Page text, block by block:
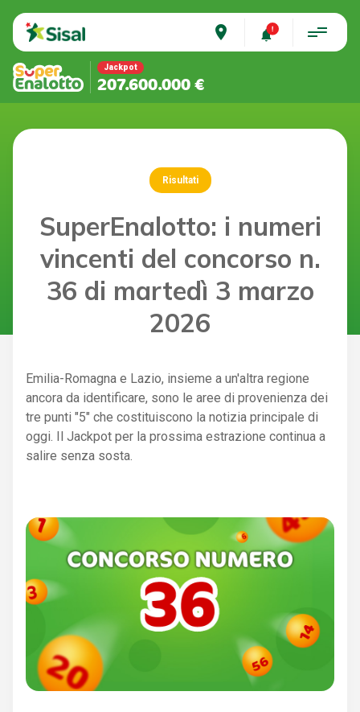
place
Jackpot
207.600.000 €
Risultati
SuperEnalotto: i numeri
vincenti del concorso n.
36 di martedì 3 marzo
2026
Emilia-Romagna e Lazio, insieme a un'altra regione
ancora da identificare, sono le aree di provenienza dei
tre punti "5" che costituiscono la notizia principale di
oggi. Il Jackpot per la prossima estrazione continua a
salire senza sosta.